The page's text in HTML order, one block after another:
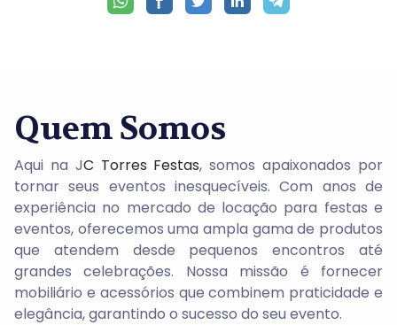
Quem Somos
Aqui na JC Torres Festas, somos apaixonados por
tornar seus eventos inesquecíveis. Com anos de
experiência no mercado de locação para festas e
eventos, oferecemos uma ampla gama de produtos
que atendem desde pequenos encontros até
grandes celebrações. Nossa missão é fornecer
mobiliário e acessórios que combinem praticidade e
elegância, garantindo o sucesso do seu evento.